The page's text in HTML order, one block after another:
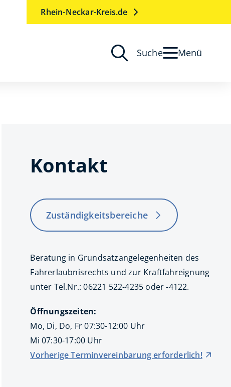
Rhein-Neckar-Kreis.de
Suche Menü
Kontakt
Zuständigkeitsbereiche
Beratung in Grundsatzangelegenheiten des
Fahrerlaubnisrechts und zur Kraftfahreignung
unter Tel.Nr.: 06221 522-4235 oder -4122.
Öffnungszeiten:
Mo, Di, Do, Fr 07:30-12:00 Uhr
Mi 07:30-17:00 Uhr
Vorherige Terminvereinbarung erforderlich!